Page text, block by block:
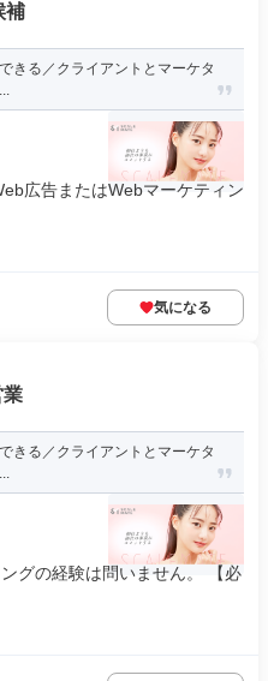
補
きる／クライアントとマーケタ
広告またはWebマーケティン
気になる
業
きる／クライアントとマーケタ
グの経験は問いません。 【必